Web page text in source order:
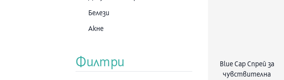
Белези
Акне
Псориазис
Филтри
Blue Cap Спрей за
чувствителна